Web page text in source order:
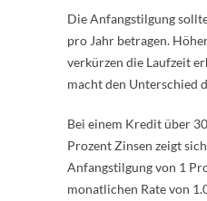
Die Anfangstilgung
pro Jahr betragen.
verkürzen die Laufzeit
macht den Unterschied
Bei einem Kredit über
Prozent Zinsen zeigt
Anfangstilgung von 1
monatlichen Rate von